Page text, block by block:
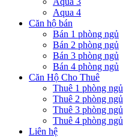
Aqua 4
Căn hộ bán
Bán 1 phòng ngủ
Bán 2 phòng ngủ
Bán 3 phòng ngủ
Bán 4 phòng ngủ
Căn Hộ Cho Thuê
Thuê 1 phòng ngủ
Thuê 2 phòng ngủ
Thuê 3 phòng ngủ
Thuê 4 phòng ngủ
Liên hệ